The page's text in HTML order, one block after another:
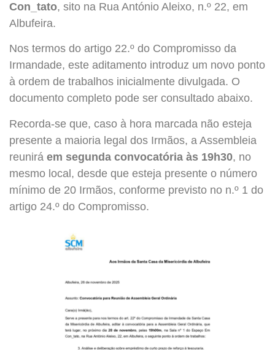
Con_tato, sito na Rua António Aleixo, n.º 22, em
Albufeira.
Nos termos do artigo 22.º do Compromisso da
Irmandade, este aditamento introduz um novo ponto
à ordem de trabalhos inicialmente divulgada. O
documento completo pode ser consultado abaixo.
Recorda-se que, caso à hora marcada não esteja
presente a maioria legal dos Irmãos, a Assembleia
reunirá em segunda convocatória às 19h30, no
mesmo local, desde que esteja presente o número
mínimo de 20 Irmãos, conforme previsto no n.º 1 do
artigo 24.º do Compromisso.